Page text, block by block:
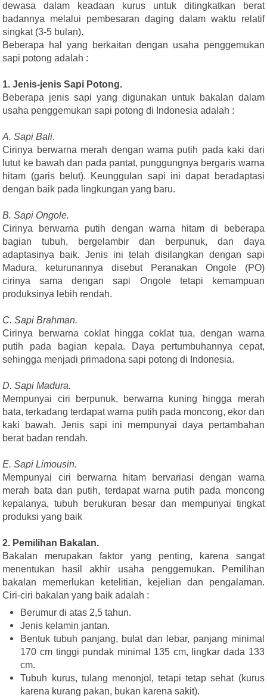
dewasa dalam keadaan kurus untuk ditingkatkan berat
badannya melalui pembesaran daging dalam waktu relatif
singkat (3-5 bulan).
Beberapa hal yang berkaitan dengan usaha penggemukan
sapi potong adalah :
1. Jenis-jenis Sapi Potong.
Beberapa jenis sapi yang digunakan untuk bakalan dalam
usaha penggemukan sapi potong di Indonesia adalah :
A. Sapi Bali.
Cirinya berwarna merah dengan warna putih pada kaki dari
lutut ke bawah dan pada pantat, punggungnya bergaris warna
hitam (garis belut). Keunggulan sapi ini dapat beradaptasi
dengan baik pada lingkungan yang baru.
B. Sapi Ongole.
Cirinya berwarna putih dengan warna hitam di beberapa
bagian tubuh, bergelambir dan berpunuk, dan daya
adaptasinya baik. Jenis ini telah disilangkan dengan sapi
Madura, keturunannya disebut Peranakan Ongole (PO)
cirinya sama dengan sapi Ongole tetapi kemampuan
produksinya lebih rendah.
C. Sapi Brahman.
Cirinya berwarna coklat hingga coklat tua, dengan warna
putih pada bagian kepala. Daya pertumbuhannya cepat,
sehingga menjadi primadona sapi potong di Indonesia.
D. Sapi Madura.
Mempunyai ciri berpunuk, berwarna kuning hingga merah
bata, terkadang terdapat warna putih pada moncong, ekor dan
kaki bawah. Jenis sapi ini mempunyai daya pertambahan
berat badan rendah.
E. Sapi Limousin.
Mempunyai ciri berwarna hitam bervariasi dengan warna
merah bata dan putih, terdapat warna putih pada moncong
kepalanya, tubuh berukuran besar dan mempunyai tingkat
produksi yang baik
2. Pemilihan Bakalan.
Bakalan merupakan faktor yang penting, karena sangat
menentukan hasil akhir usaha penggemukan. Pemilihan
bakalan memerlukan ketelitian, kejelian dan pengalaman.
Ciri-ciri bakalan yang baik adalah :
Berumur di atas 2,5 tahun.
Jenis kelamin jantan.
Bentuk tubuh panjang, bulat dan lebar, panjang minimal
170 cm tinggi pundak minimal 135 cm, lingkar dada 133
cm.
Tubuh kurus, tulang menonjol, tetapi tetap sehat (kurus
karena kurang pakan, bukan karena sakit).